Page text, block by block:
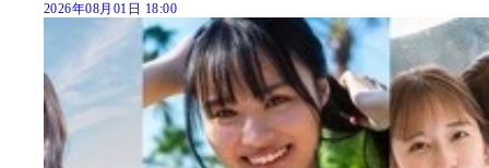
2026年08月01日 18:00